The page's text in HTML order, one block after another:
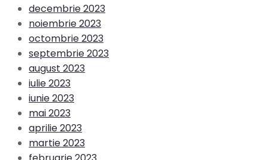
decembrie 2023
noiembrie 2023
octombrie 2023
septembrie 2023
august 2023
iulie 2023
iunie 2023
mai 2023
aprilie 2023
martie 2023